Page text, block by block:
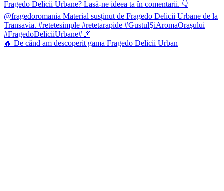
🔥 De când am descoperit gama Fragedo Delicii Urban